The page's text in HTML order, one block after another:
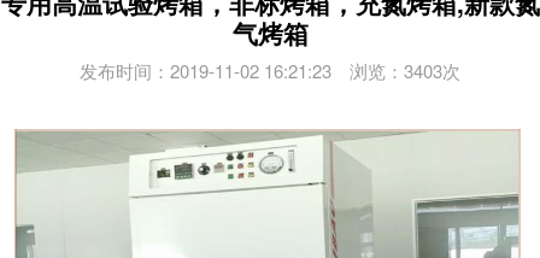
气烤箱
发布时间：2019-11-02 16:21:23 浏览：3403次